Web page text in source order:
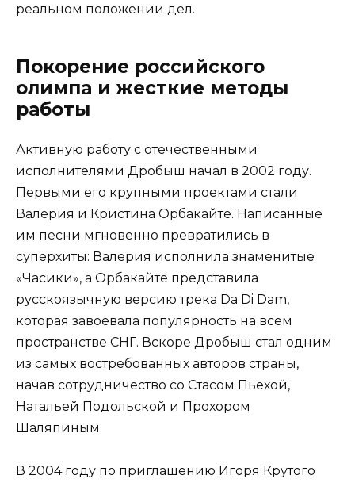
реальном положении дел.
Покорение российского
олимпа и жесткие методы
работы
Активную работу с отечественными
исполнителями Дробыш начал в 2002 году.
Первыми его крупными проектами стали
Валерия и Кристина Орбакайте. Написанные
им песни мгновенно превратились в
суперхиты: Валерия исполнила знаменитые
«Часики», а Орбакайте представила
русскоязычную версию трека Da Di Dam,
которая завоевала популярность на всем
пространстве СНГ. Вскоре Дробыш стал одним
из самых востребованных авторов страны,
начав сотрудничество со Стасом Пьехой,
Натальей Подольской и Прохором
Шаляпиным.
В 2004 году по приглашению Игоря Крутого